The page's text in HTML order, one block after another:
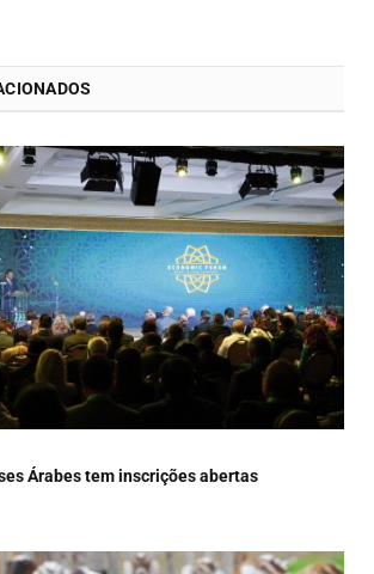
Árabes tem inscrições abertas